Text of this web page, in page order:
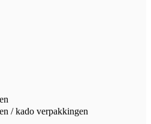
/ kado verpakkingen